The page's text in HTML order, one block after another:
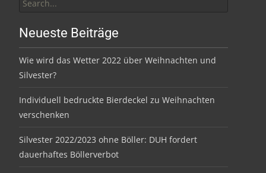
for:
Neueste Beiträge
Wie wird das Wetter 2022 über Weihnachten und
Silvester?
Individuell bedruckte Bierdeckel zu Weihnachten
verschenken
Silvester 2022/2023 ohne Böller: DUH fordert
dauerhaftes Böllerverbot